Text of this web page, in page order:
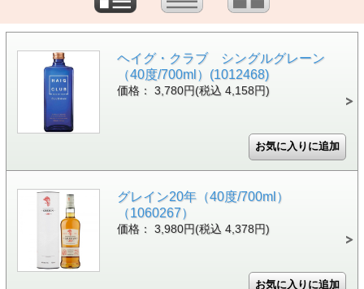
ヘイグ・クラブ シングルグレーン
（40度/700ml）(1012468)
価格： 3,780円(税込 4,158円)
グレイン20年（40度/700ml）
（1060267）
価格： 3,980円(税込 4,378円)